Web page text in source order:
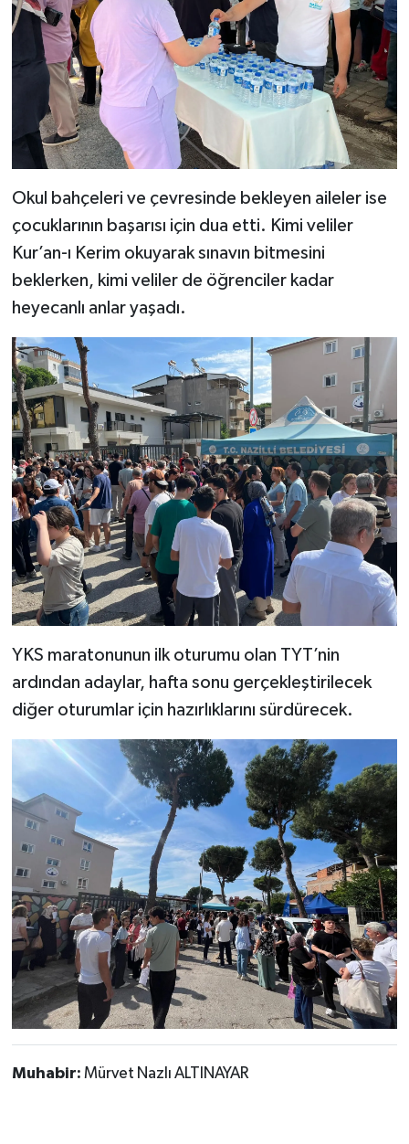
Okul bahçeleri ve çevresinde bekleyen aileler ise
çocuklarının başarısı için dua etti. Kimi veliler
Kur’an-ı Kerim okuyarak sınavın bitmesini
beklerken, kimi veliler de öğrenciler kadar
heyecanlı anlar yaşadı.
YKS maratonunun ilk oturumu olan TYT’nin
ardından adaylar, hafta sonu gerçekleştirilecek
diğer oturumlar için hazırlıklarını sürdürecek.
Muhabir: Mürvet Nazlı ALTINAYAR